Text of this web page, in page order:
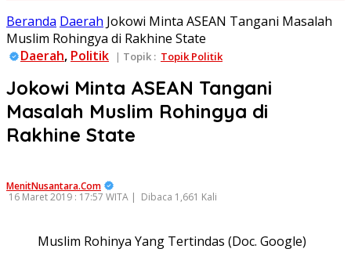
Beranda Daerah Jokowi Minta ASEAN Tangani Masalah
Muslim Rohingya di Rakhine State
Daerah, Politik | Topik : Topik Politik
Jokowi Minta ASEAN Tangani
Masalah Muslim Rohingya di
Rakhine State
MenitNusantara.Com
16 Maret 2019 : 17:57 WITA | Dibaca 1,661 Kali
Muslim Rohinya Yang Tertindas (Doc. Google)